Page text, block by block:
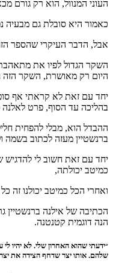
העוני המנוול, הוא רק גורם
כאמור היא סובלת גם מבעיה
אבל, הדבר העיקרי שהספר
השקר הגדול לפיו את
היום רק מאושרת, השקר הזה
יחד עם זאת לא קראתי אף
בהליכה עד הסוף, פרט
ההבדל הוא, מבלי להפחית
ברנשטיין מעזה לכתוב
יחד עם זאת חשוב לי להדגיש
כמיטב יכולתה,
ואחרי הכל כמיטב יכולנו זה
הכתיבה של אילנה
הנה דוגמית קטנטנה.
״ידעתי שהוא האחרון שלי. לא יהיו
שלהם. אותו יצר שדחף הצידה את